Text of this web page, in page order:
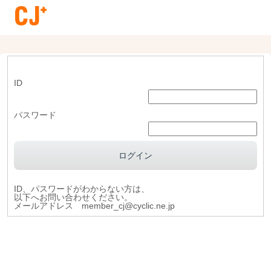
ID
パスワード
ID、パスワードがわからない方は、
以下へお問い合わせください。
メールアドレス member_cj@cyclic.ne.jp